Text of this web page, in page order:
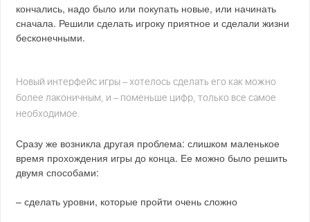
кончались, надо было или покупать новые, или начинать
сначала. Решили сделать игроку приятное и сделали жизни
бесконечными.
Новый интерфейс игры – хотелось сделать его как можно
более лаконичным, и – поменьше цифр, только все самое
необходимое.
Сразу же возникла другая проблема: слишком маленькое
время прохождения игры до конца. Ее можно было решить
двумя способами:
– сделать уровни, которые пройти очень сложно